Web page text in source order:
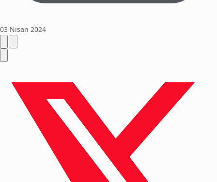
03 Nisan 2024